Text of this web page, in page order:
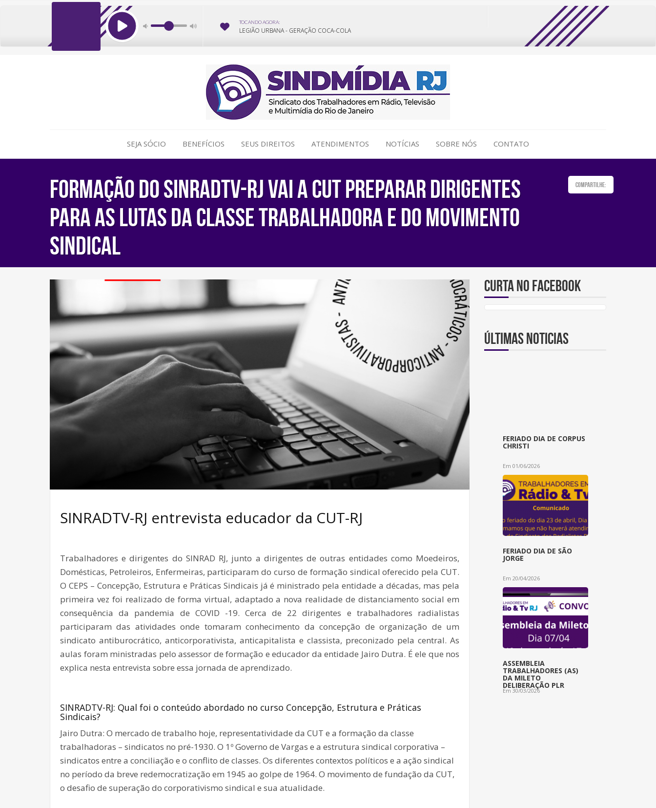
SEJA SÓCIO BENEFÍCIOS SEUS DIREITOS ATENDIMENTOS NOTÍCIAS SOBRE NÓS CONTATO
Formação do SINRADTV-RJ vai a CUT preparar dirigentes
para as lutas da classe trabalhadora e do movimento
sindical
Compartilhe:
SINRADTV-RJ entrevista educador da CUT-RJ
Trabalhadores e dirigentes do SINRAD RJ, junto a dirigentes de outras entidades como Moedeiros,
Domésticas, Petroleiros, Enfermeiras, participaram do curso de formação sindical oferecido pela CUT.
O CEPS – Concepção, Estrutura e Práticas Sindicais já é ministrado pela entidade a décadas, mas pela
primeira vez foi realizado de forma virtual, adaptado a nova realidade de distanciamento social em
consequência da pandemia de COVID -19. Cerca de 22 dirigentes e trabalhadores radialistas
participaram das atividades onde tomaram conhecimento da concepção de organização de um
sindicato antiburocrático, anticorporativista, anticapitalista e classista, preconizado pela central. As
aulas foram ministradas pelo assessor de formação e educador da entidade Jairo Dutra. É ele que nos
explica nesta entrevista sobre essa jornada de aprendizado.
SINRADTV-RJ: Qual foi o conteúdo abordado no curso Concepção, Estrutura e Práticas
Sindicais?
Jairo Dutra: O mercado de trabalho hoje, representatividade da CUT e a formação da classe
trabalhadoras – sindicatos no pré-1930. O 1º Governo de Vargas e a estrutura sindical corporativa –
sindicatos entre a conciliação e o conflito de classes. Os diferentes contextos políticos e a ação sindical
no período da breve redemocratização em 1945 ao golpe de 1964. O movimento de fundação da CUT,
o desafio de superação do corporativismo sindical e sua atualidade.
Curta no Facebook
Últimas noticias
FERIADO DIA DE CORPUS
CHRISTI
Em 01/06/2026
FERIADO DIA DE SÃO
JORGE
Em 20/04/2026
ASSEMBLEIA
TRABALHADORES (AS)
DA MILETO
DELIBERAÇÃO PLR
Em 30/03/2026